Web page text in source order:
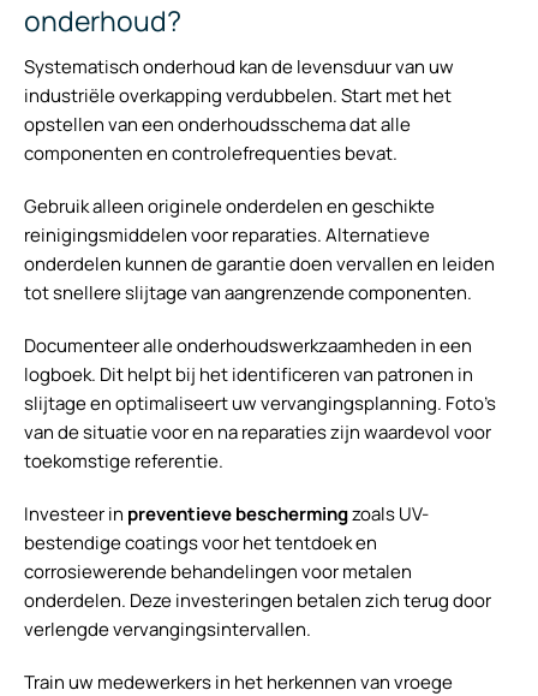
onderhoud?
Systematisch onderhoud kan de levensduur van uw
industriële overkapping verdubbelen. Start met het
opstellen van een onderhoudsschema dat alle
componenten en controlefrequenties bevat.
Gebruik alleen originele onderdelen en geschikte
reinigingsmiddelen voor reparaties. Alternatieve
onderdelen kunnen de garantie doen vervallen en leiden
tot snellere slijtage van aangrenzende componenten.
Documenteer alle onderhoudswerkzaamheden in een
logboek. Dit helpt bij het identificeren van patronen in
slijtage en optimaliseert uw vervangingsplanning. Foto’s
van de situatie voor en na reparaties zijn waardevol voor
toekomstige referentie.
Investeer in preventieve beschermingzoals UV-
bestendige coatings voor het tentdoek en
corrosiewerende behandelingen voor metalen
onderdelen. Deze investeringen betalen zich terug door
verlengde vervangingsintervallen.
Train uw medewerkers in het herkennen van vroege